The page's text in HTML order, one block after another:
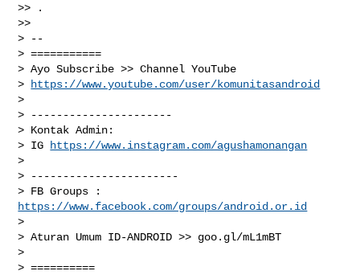
>> .
>>
> --
> ===========
> Ayo Subscribe >> Channel YouTube
>
https://www.youtube.com/user/komunitasandroid
>
> ----------------------
> Kontak Admin:
> IG
https://www.instagram.com/agushamonangan
>
> -----------------------
https://www.facebook.com/groups/android.or.id
>
> Aturan Umum ID-ANDROID >> goo.gl/mL1mBT
>
> ==========